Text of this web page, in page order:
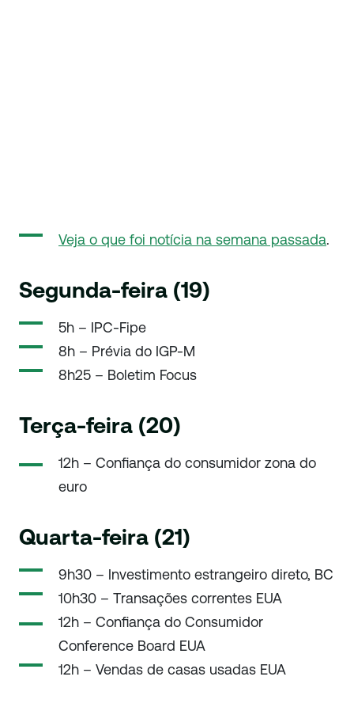
Veja o que foi notícia na semana passada.
Segunda-feira (19)
5h – IPC-Fipe
8h – Prévia do IGP-M
8h25 – Boletim Focus
Terça-feira (20)
12h – Confiança do consumidor zona do
euro
Quarta-feira (21)
9h30 – Investimento estrangeiro direto, BC
10h30 – Transações correntes EUA
12h – Confiança do Consumidor
Conference Board EUA
12h – Vendas de casas usadas EUA